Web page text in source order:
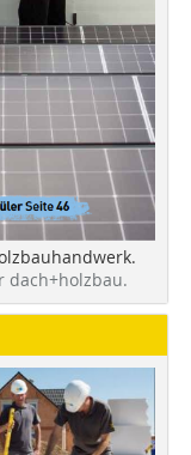
dach+holzbau.